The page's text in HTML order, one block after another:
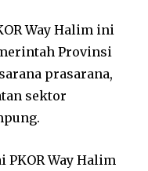
Way Halim ini
Provinsi
prasarana,
sektor
PKOR Way Halim